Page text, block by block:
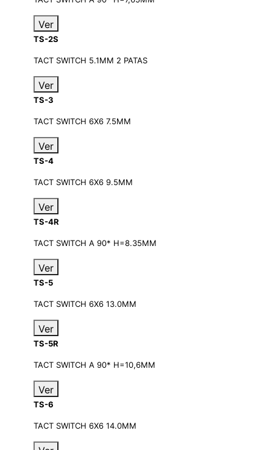
Ver
TS-2S
TACT SWITCH 5.1MM 2 PATAS
Ver
TS-3
TACT SWITCH 6X6 7.5MM
Ver
TS-4
TACT SWITCH 6X6 9.5MM
Ver
TS-4R
TACT SWITCH A 90* H=8.35MM
Ver
TS-5
TACT SWITCH 6X6 13.0MM
Ver
TS-5R
TACT SWITCH A 90* H=10,6MM
Ver
TS-6
TACT SWITCH 6X6 14.0MM